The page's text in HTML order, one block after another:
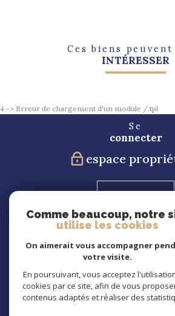
Ces biens peuvent
INTÉRESSER
4 -> Erreur de chargement d'un module /.tpl
Se
connecter
espace
suivre
Nous
Comme beaucoup, notre
utilise les cookies
On aimerait vous accompagner
votre visite.
En poursuivant, vous acceptez
cookies par ce site, afin de vous
contenus adaptés et réaliser des